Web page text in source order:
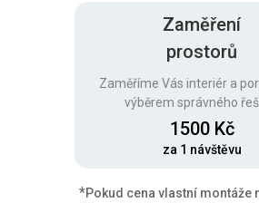
Zaměření
prostorů
Zaměříme Vás interiér a
výběrem správného
1500 Kč
za 1 návštěvu
*Pokud cena vlastní montáže